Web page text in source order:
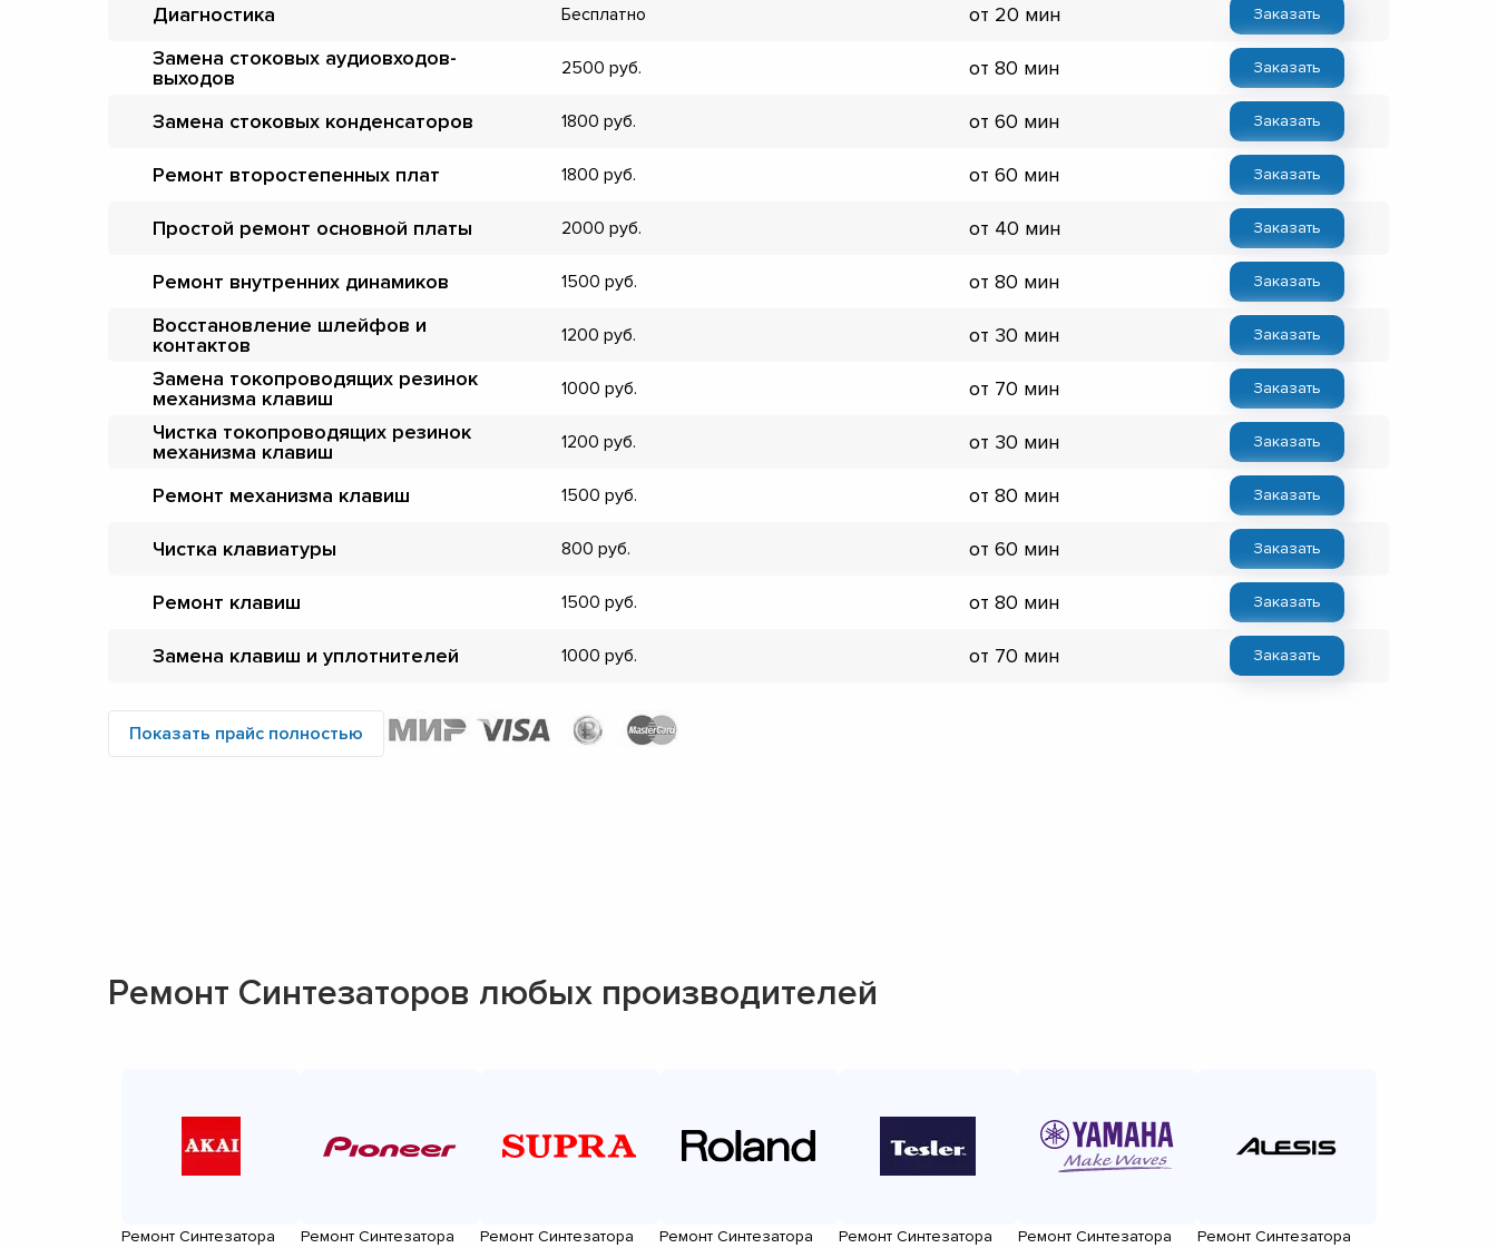
Диагностика Бесплатно от 20 мин Заказать
Замена стоковых аудиовходов-
выходов
2500 от 80 мин Заказать
Замена стоковых конденсаторов 1800 от 60 мин Заказать
Ремонт второстепенных плат 1800 от 60 мин Заказать
Простой ремонт основной платы 2000 от 40 мин Заказать
Ремонт внутренних динамиков 1500 от 80 мин Заказать
Восстановление шлейфов и
контактов
1200 от 30 мин Заказать
Замена токопроводящих резинок
механизма клавиш
1000 от 70 мин Заказать
Чистка токопроводящих резинок
механизма клавиш
1200 от 30 мин Заказать
Ремонт механизма клавиш 1500 от 80 мин Заказать
Чистка клавиатуры 800 от 60 мин Заказать
Ремонт клавиш 1500 от 80 мин Заказать
Замена клавиш и уплотнителей 1000 от 70 мин Заказать
Показать прайс полностью
Ремонт Синтезаторов любых производителей
Ремонт Синтезатора
Ремонт Синтезатора
Ремонт Синтезатора
Ремонт Синтезатора
Ремонт Синтезатора
Ремонт Синтезатора
Ремонт Синтезатора